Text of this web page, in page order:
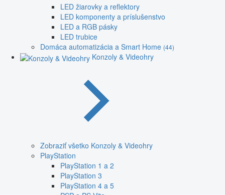
LED žiarovky a reflektory
LED komponenty a príslušenstvo
LED a RGB pásky
LED trubice
Domáca automatizácia a Smart Home (44)
Konzoly & Videohry
Zobraziť všetko Konzoly & Videohry
PlayStation
PlayStation 1 a 2
PlayStation 3
PlayStation 4 a 5